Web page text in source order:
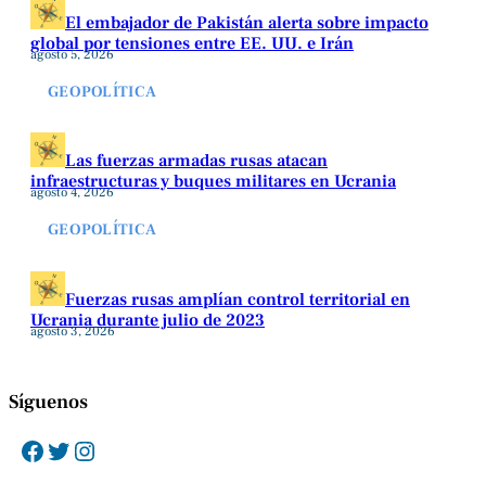
El embajador de Pakistán alerta sobre impacto
global por tensiones entre EE. UU. e Irán
agosto 5, 2026
GEOPOLÍTICA
Las fuerzas armadas rusas atacan
infraestructuras y buques militares en Ucrania
agosto 4, 2026
GEOPOLÍTICA
Fuerzas rusas amplían control territorial en
Ucrania durante julio de 2023
agosto 3, 2026
Síguenos
Facebook Twitter Instagram